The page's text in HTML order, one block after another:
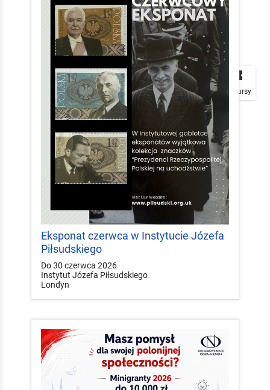

Plakaty

Mapa
local_play
Konkursy
Eksponat czerwca w Instytucie Józefa
Piłsudskiego
Do 30 czerwca 2026
Instytut Józefa Piłsudskiego
Londyn